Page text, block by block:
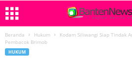
Beranda Hukum
Kodam Siliwangi Siap Tindak
Pembacok Brimob
HUKUM